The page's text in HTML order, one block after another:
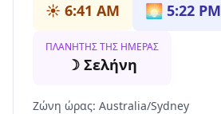
☀️ 6:41 AM 🌅 5:22 PM
ΠΛΑΝΉΤΗΣ ΤΗΣ ΗΜΈΡΑΣ
☽ Σελήνη
Ζώνη ώρας: Australia/Sydney